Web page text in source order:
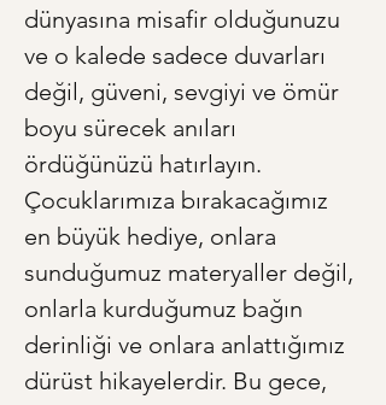
dünyasına misafir olduğunuzu
ve o kalede sadece duvarları
değil, güveni, sevgiyi ve ömür
boyu sürecek anıları
ördüğünüzü hatırlayın.
Çocuklarımıza bırakacağımız
en büyük hediye, onlara
sunduğumuz materyaller değil,
onlarla kurduğumuz bağın
derinliği ve onlara anlattığımız
dürüst hikayelerdir. Bu gece,